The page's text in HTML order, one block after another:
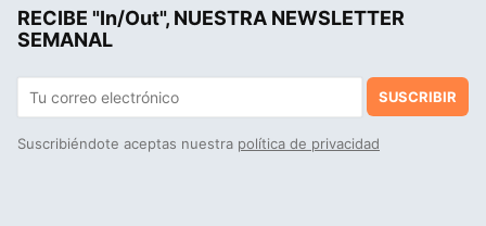
RECIBE "In/Out", NUESTRA NEWSLETTER
SEMANAL
SUSCRIBIR
Suscribiéndote aceptas nuestra política de privacidad